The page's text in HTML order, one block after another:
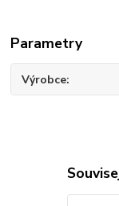
Parametry
Výrobce